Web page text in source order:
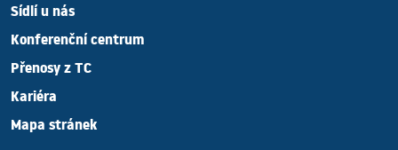
Sídlí u nás
Konferenční centrum
Přenosy z TC
Kariéra
Mapa stránek